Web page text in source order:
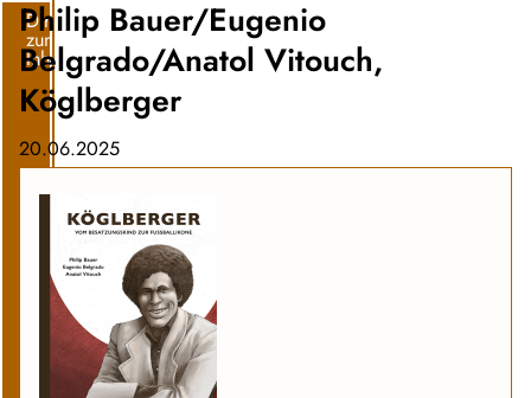
Direkt
zum
Inhalt
Philip Bauer/Eugenio
Belgrado/Anatol Vitouch,
Köglberger
20.06.2025